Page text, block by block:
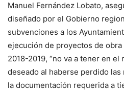
Manuel Fernández Lobato,
diseñado por el Gobierno
subvenciones a los
ejecución de proyectos de
2018-2019, “no va a tener en
deseado al haberse perdido
la documentación requerida a